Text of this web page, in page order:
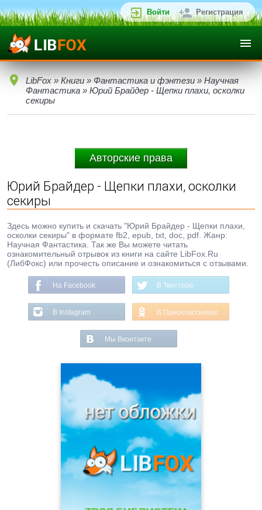
Войти Регистрация
LibFox » Книги » Фантастика и фэнтези » Научная
Фантастика » Юрий Брайдер - Щепки плахи, осколки
секиры
Авторские права
Юрий Брайдер - Щепки плахи, осколки
секиры
Здесь можно купить и скачать "Юрий Брайдер - Щепки плахи,
осколки секиры" в формате fb2, epub, txt, doc, pdf. Жанр:
Научная Фантастика. Так же Вы можете читать
ознакомительный отрывок из книги на сайте LibFox.Ru
(ЛибФокс) или прочесть описание и ознакомиться с отзывами.
На Facebook В Твиттере
В Instagram В Одноклассниках
Мы Вконтакте